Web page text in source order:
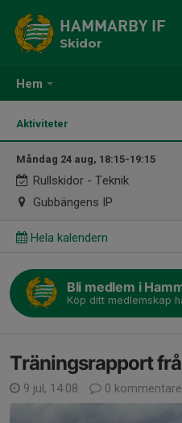
Hem
HAMMARBY IF
Skidor
Aktiviteter
Måndag 24 aug, 18:15-19:15
Rullskidor - Teknik
Gubbängens IP
Hela kalendern
Bli medlem i
Köp ditt medlemskap
Träningsrapport
9 jul, 14:08 0